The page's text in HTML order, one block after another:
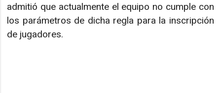
admitió que actualmente el equipo no cumple con
los parámetros de dicha regla para la inscripción
de jugadores.